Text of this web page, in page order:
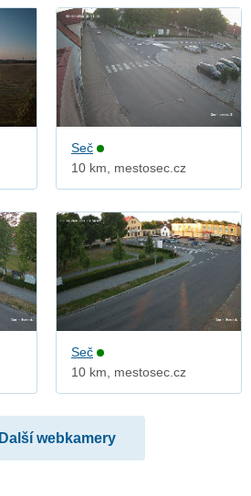
Seč
10 km, mestosec.cz
Seč
10 km, mestosec.cz
Další webkamery